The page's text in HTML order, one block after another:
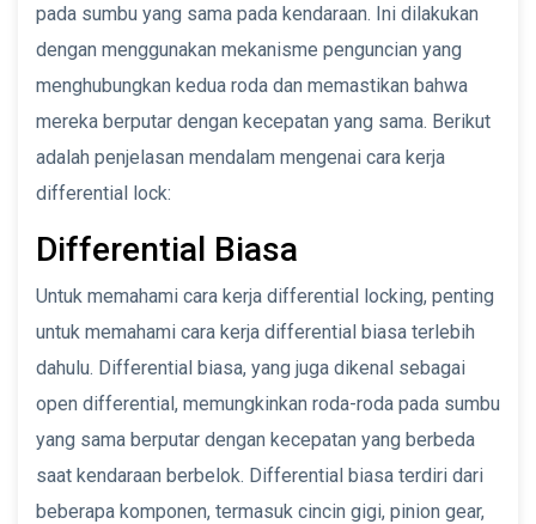
pada sumbu yang sama pada kendaraan. Ini dilakukan
dengan menggunakan mekanisme penguncian yang
menghubungkan kedua roda dan memastikan bahwa
mereka berputar dengan kecepatan yang sama. Berikut
adalah penjelasan mendalam mengenai cara kerja
differential lock:
Differential Biasa
Untuk memahami cara kerja differential locking, penting
untuk memahami cara kerja differential biasa terlebih
dahulu. Differential biasa, yang juga dikenal sebagai
open differential, memungkinkan roda-roda pada sumbu
yang sama berputar dengan kecepatan yang berbeda
saat kendaraan berbelok. Differential biasa terdiri dari
beberapa komponen, termasuk cincin gigi, pinion gear,